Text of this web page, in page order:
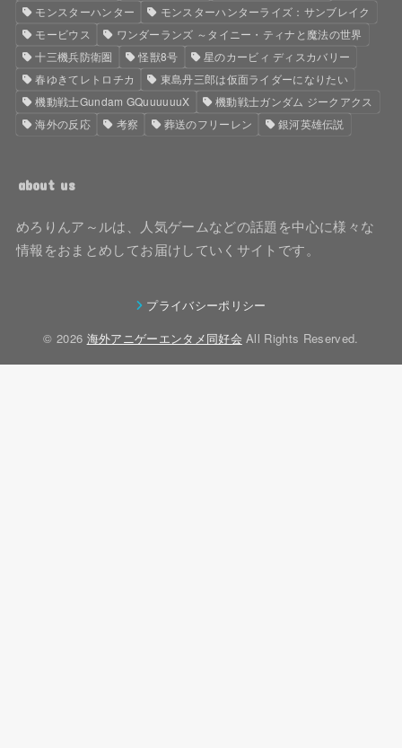
モンスターハンター
モンスターハンターライズ：サンブレイク
モービウス
ワンダーランズ ～タイニー・ティナと魔法の世界
十三機兵防衛圏
怪獣8号
星のカービィ ディスカバリー
春ゆきてレトロチカ
東島丹三郎は仮面ライダーになりたい
機動戦士Gundam GQuuuuuuX
機動戦士ガンダム ジークアクス
海外の反応
考察 葬送のフリーレン 銀河英雄伝説
about us
めろりんア～ルは、人気ゲームなどの話題を中心に様々な
情報をおまとめしてお届けしていくサイトです。
プライバシーポリシー
© 2026 海外アニゲーエンタメ同好会 All Rights Reserved.